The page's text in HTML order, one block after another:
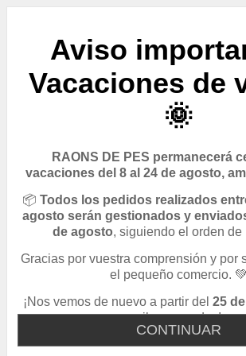
CONTINUAR
Aviso
Vacaciones de
🌞
RAONS DE PES permanecerá
vacaciones del 8 al 24 de agosto,
📦 Todos los pedidos realizados
agosto serán gestionados y
de agosto, siguiendo el orden de
Gracias por vuestra comprensión y por
el pequeño comercio. 💚
¡Nos vemos de nuevo a partir del 25
pilas cargadas!